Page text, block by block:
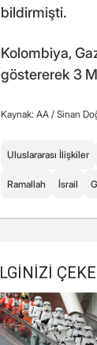
bildirmişti.
Kolombiya,
göstererek 3
Kaynak: AA / Sinan
Uluslararası İlişkiler
Ramallah İsrail